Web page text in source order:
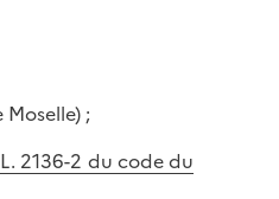
;
2136-2 du code du